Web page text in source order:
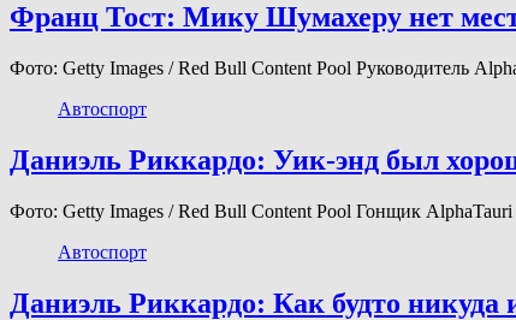
Франц Тост: Мику Шумахеру нет
Фото: Getty Images / Red Bull Content Pool Руководитель
Автоспорт
Даниэль Риккардо: Уик-энд был
Фото: Getty Images / Red Bull Content Pool Гонщик
Автоспорт
Даниэль Риккардо: Как будто никуда